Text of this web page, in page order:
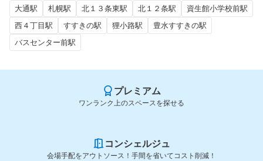
大通駅 札幌駅 北１３条東駅 北１２条駅
資生館小学校前駅
西４丁目駅
すすきの駅 狸小路駅
豊水すすきの駅
バスセンター前駅
プレミアム
ワンランク上のスペースを探せる
コンシェルジュ
会場手配をアウトソース！手間を省いてコスト削減！